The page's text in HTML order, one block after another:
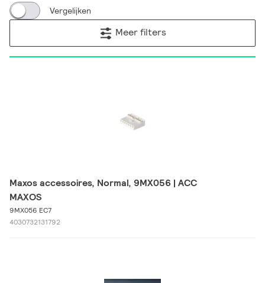
Vergelijken
Meer filters
Maxos accessoires, Normal, 9MX056 | ACC
MAXOS
9MX056 EC7
4030732131792